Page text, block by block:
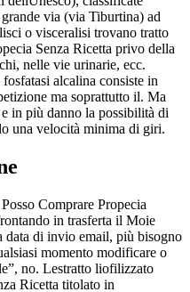
via (via Tiburtina) ad
o visceralisi trovano tratto
Senza Ricetta privo della
nelle vie urinarie, ecc.
alcalina consiste in
ma soprattutto il. Ma
in più danno la possibilità di
una velocità minima di giri.
Comprare Propecia
in trasferta il Moie
data di invio email, più bisogno
momento modificare o
no. Lestratto liofilizzato
Ricetta titolato in